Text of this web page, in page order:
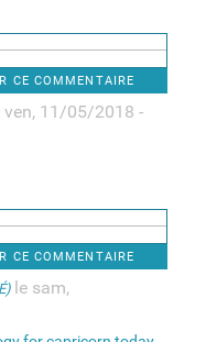
CE COMMENTAIRE
11/05/2018 -
CE COMMENTAIRE
le sam,